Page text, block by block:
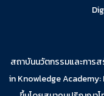
สถาบันนวัตกรรมและการ
in Knowledge Academy: